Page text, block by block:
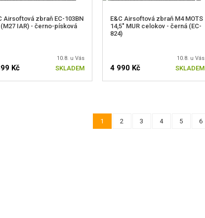
Airsoftová zbraň EC-103BN
(M27 IAR) - černo-písková
10.8. u Vás
Kč SKLADEM
E&C Airsoftová zbraň M4 MOTS
14,5" MUR celokov - černá (EC-
824)
10.8. u Vás
4 990 Kč SKLADEM
1 2 3 4 5 6